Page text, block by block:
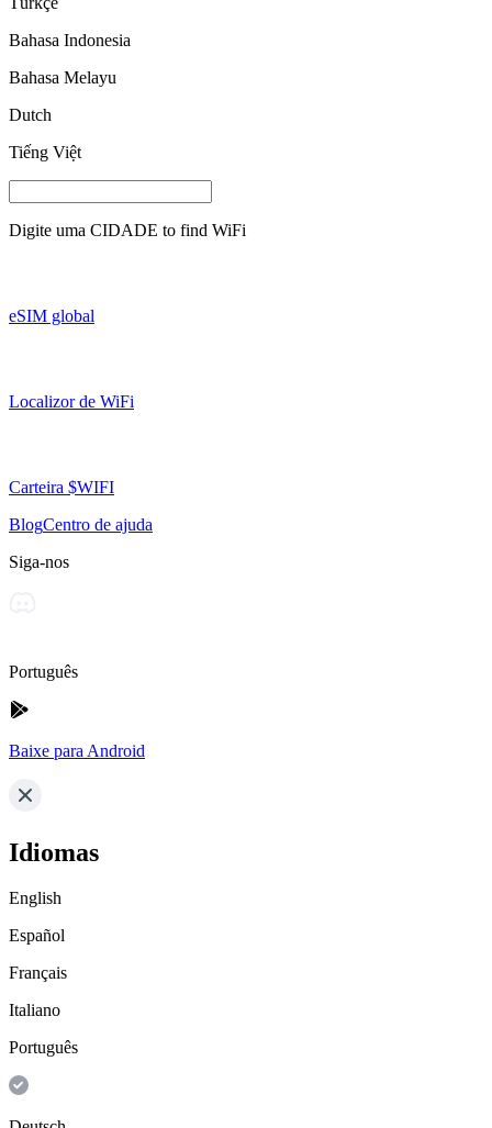
Bahasa Indonesia
Bahasa Melayu
Dutch
Tiếng Việt
Digite uma CIDADE to find WiFi
eSIM global
Localizor de WiFi
Carteira $WIFI
BlogCentro de ajuda
Siga-nos
Português
Baixe para Android
Idiomas
English
Español
Français
Italiano
Português